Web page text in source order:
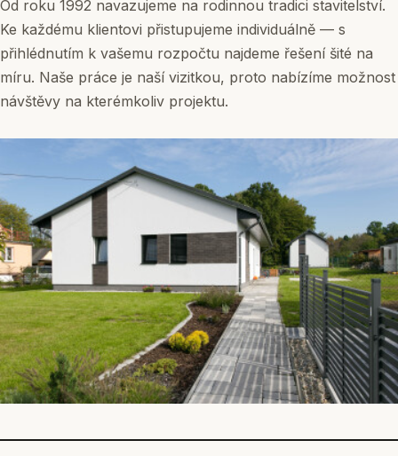
Od roku 1992 navazujeme na rodinnou tradici stavitelství.
Ke každému klientovi přistupujeme individuálně — s
přihlédnutím k vašemu rozpočtu najdeme řešení šité na
míru. Naše práce je naší vizitkou, proto nabízíme možnost
návštěvy na kterémkoliv projektu.